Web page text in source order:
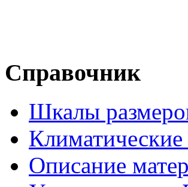
Справочник
Шкалы
Климатические
Описание